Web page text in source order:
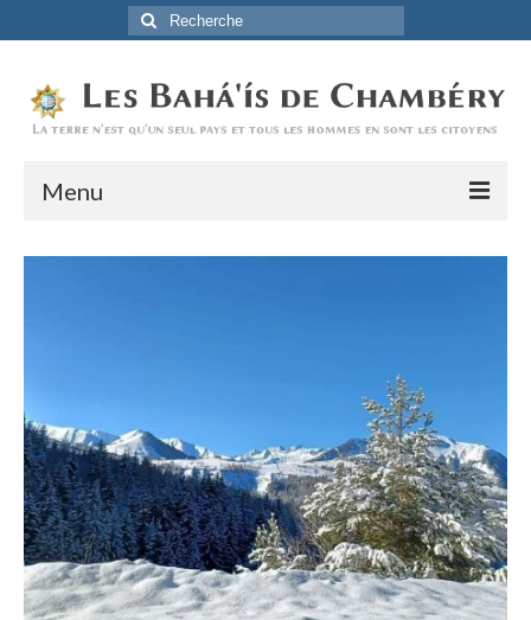
Rechercher
:
Menu
Accueil
Un débordement d’actions
Actualités